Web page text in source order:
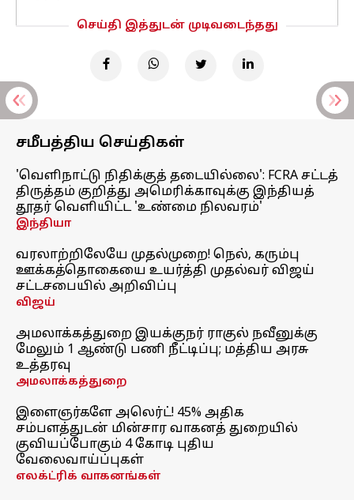
செய்தி இத்துடன் முடிவடைந்தது
சமீபத்திய செய்திகள்
'வெளிநாட்டு நிதிக்குத் தடையில்லை': FCRA சட்டத்
திருத்தம் குறித்து அமெரிக்காவுக்கு இந்தியத்
தூதர் வெளியிட்ட 'உண்மை நிலவரம்'
இந்தியா
வரலாற்றிலேயே முதல்முறை! நெல், கரும்பு
ஊக்கத்தொகையை உயர்த்தி முதல்வர் விஜய்
சட்டசபையில் அறிவிப்பு
விஜய்
அமலாக்கத்துறை இயக்குநர் ராகுல் நவீனுக்கு
மேலும் 1 ஆண்டு பணி நீட்டிப்பு; மத்திய அரசு
உத்தரவு
அமலாக்கத்துறை
இளைஞர்களே அலெர்ட்! 45% அதிக
சம்பளத்துடன் மின்சார வாகனத் துறையில்
குவியப்போகும் 4 கோடி புதிய
வேலைவாய்ப்புகள்
எலக்ட்ரிக் வாகனங்கள்